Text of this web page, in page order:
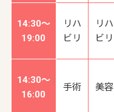
14:30～
19:00
リハ
ビリ
リハ
ビリ
14:30～
16:00
手術 美容